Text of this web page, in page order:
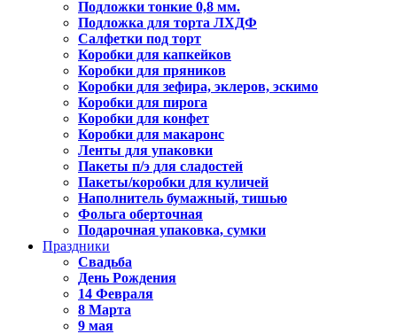
Подложки тонкие 0,8 мм.
Подложка для торта ЛХДФ
Салфетки под торт
Коробки для капкейков
Коробки для пряников
Коробки для зефира, эклеров, эскимо
Коробки для пирога
Коробки для конфет
Коробки для макаронс
Ленты для упаковки
Пакеты п/э для сладостей
Пакеты/коробки для куличей
Наполнитель бумажный, тишью
Фольга оберточная
Подарочная упаковка, сумки
Праздники
Свадьба
День Рождения
14 Февраля
8 Марта
9 мая